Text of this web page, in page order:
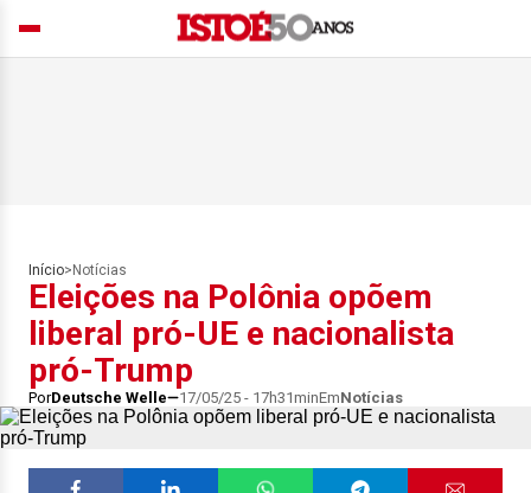
Início> Notícias
Eleições na Polônia opõem
liberal pró-UE e nacionalista
pró-Trump
PorDeutsche Welle 17/05/25 - 17h31minEmNotícias